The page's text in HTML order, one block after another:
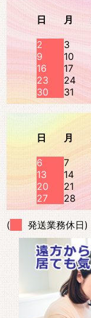
日
月
2
3
9
10
16
17
23
24
30
31
日
月
6
7
13
14
20
21
27
28
( 発送業務休日)